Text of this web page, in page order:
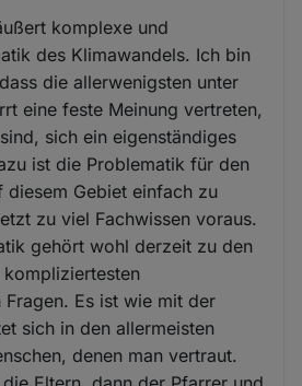
komplexe und
des Klimawandels. Ich bin
die allerwenigsten unter
eine feste Meinung vertreten,
sich ein eigenständiges
ist die Problematik für den
diesem Gebiet einfach zu
zu viel Fachwissen voraus.
gehört wohl derzeit zu den
Es ist wie mit der
sich in den allermeisten
denen man vertraut.